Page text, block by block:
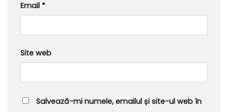
Email *
Site web
Salvează-mi numele, emailul și site-ul web în